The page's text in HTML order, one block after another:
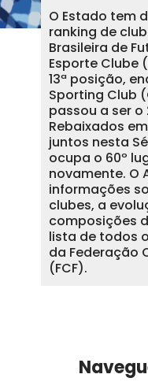
O Estado tem
ranking de
Brasileira de
Esporte Clube
13ª posição,
Sporting Club
passou a ser o
Rebaixados
juntos nesta
ocupa o 60º
novamente. O
informações
clubes, a
composições
lista de todos
da Federação
(FCF).